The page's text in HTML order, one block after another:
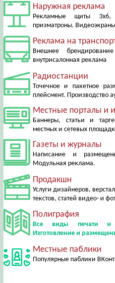
Наружная реклама
Рекламные щиты 3х6,
призматроны. Видеоэкраны
Реклама на
Внешнее
внутрисалонная реклама
Радиостанции
Точечное и пакетное
плейсмент. Производство
Местные порталы и
Баннеры, статьи и
местных и сетевых
Газеты и журналы
Написание и
Модульная реклама.
Продакшн
Услуги дизайнеров,
текстов, статей видео- и
Полиграфия
Все виды печати и
Изготовление и
Местные паблики
Популярные паблики